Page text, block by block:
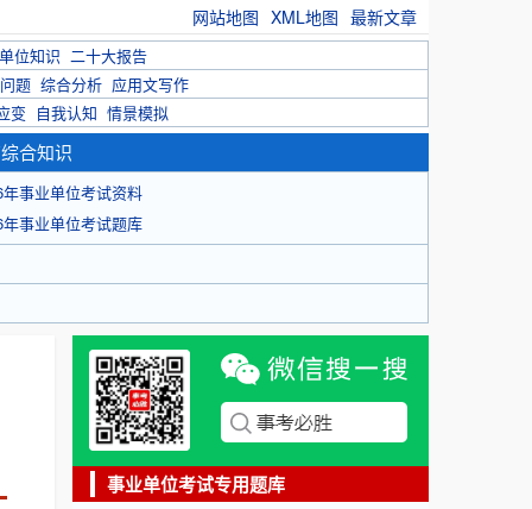
网站地图 XML地图 最新文章
位知识 二十大报告
题 综合分析 应用文写作
变 自我认知 情景模拟
合知识
年事业单位考试资料
年事业单位考试题库
事业单位考试专用题库